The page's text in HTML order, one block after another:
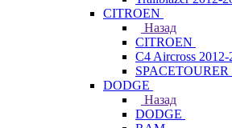
CITROEN
Назад
CITROEN
C4 Aircross 2012-
SPACETOURER
DODGE
Назад
DODGE